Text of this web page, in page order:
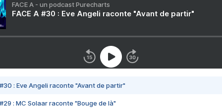
FACE A - un podcast Purecharts
FACE A #30 : Eve Angeli raconte "Avant de partir"
#30 : Eve Angeli raconte "Avant de partir"
#29 : MC Solaar raconte "Bouge de là"